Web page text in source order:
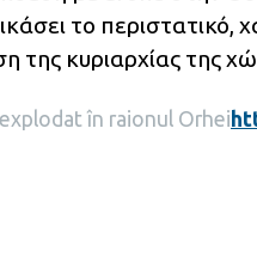
το περιστατικό,
της κυριαρχίας της
în raionul Orhei